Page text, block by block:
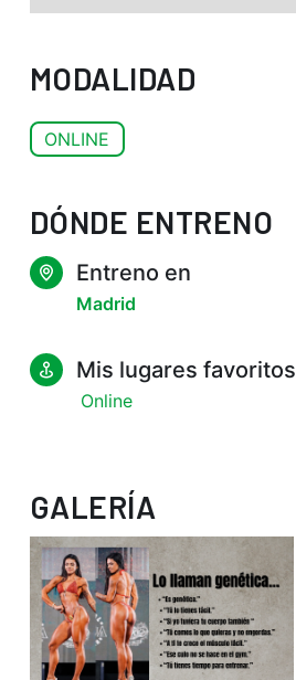
MODALIDAD
ONLINE
DÓNDE ENTRENO
Entreno en
Madrid
Mis lugares favoritos
Online
GALERÍA